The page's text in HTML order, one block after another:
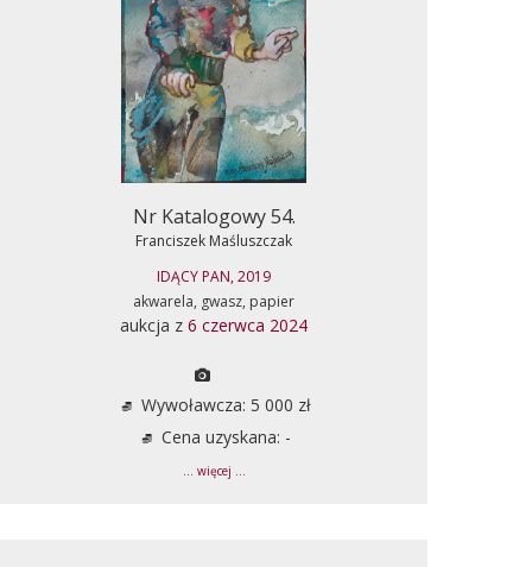
Nr Katalogowy 54.
Franciszek Maśluszczak
IDĄCY PAN, 2019
akwarela, gwasz, papier
aukcja z 6 czerwca 2024
Wywoławcza: 5 000 zł
Cena uzyskana: -
... więcej ...